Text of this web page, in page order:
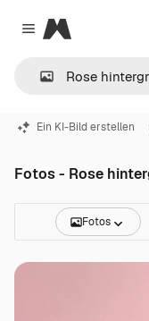
Close menu
Magnific
Ein KI-Bild erstellen
Fotos - Rose
Fotos